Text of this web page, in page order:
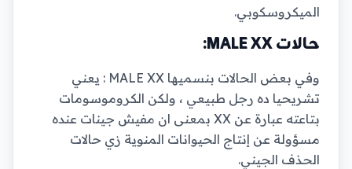
الميكروسكوبي.
حالات MALE XX:
وفي بعض الحالات بنسميها MALE XX : يعني
تشريحيا ده رجل طبيعي ، ولكن الكروموسومات
بتاعته عبارة عن XX بمعنى ان مفيش جينات عنده
مسؤولة عن إنتاج الحيوانات المنوية زي حالات
الحذف الجيني.